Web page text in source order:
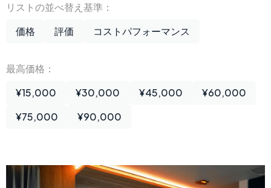
リストの並べ替え基準：
価格
評価 コストパフォーマンス
最高価格：
¥15,000
¥30,000 ¥45,000
¥60,000
¥75,000
¥90,000